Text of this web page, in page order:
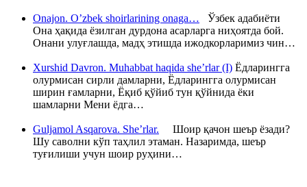
Onajon. O’zbek shoirlarining onaga… Ўзбек адабиёти
Она ҳақида ёзилган дурдона асарларга ниҳоятда бой.
Онани улуғлашда, мадҳ этишда ижодкорларимиз чин…
Xurshid Davron. Muhabbat haqida she’rlar (I) Ёдларингга
олурмисан сирли дамларни, Ёдларингга олурмисан
ширин ғамларни, Ёқиб қўйиб тун қўйнида ёки
шамларни Мени ёдга…
Guljamol Asqarova. She’rlar. Шоир қачон шеър ёзади?
Шу саволни кўп таҳлил этаман. Назаримда, шеър
туғилиши учун шоир руҳини…